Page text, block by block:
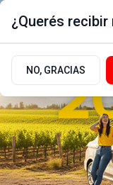
¿Querés
NO, GRACIAS